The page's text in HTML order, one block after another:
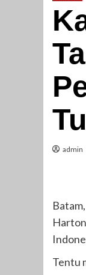
admin
Tentu